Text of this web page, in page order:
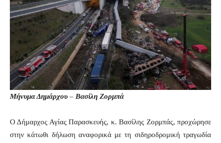
Μήνυμα Δημάρχου – Βασίλη Ζορμπά
Ο Δήμαρχος Αγίας Παρασκευής, κ. Βασίλης Ζορμπάς, προχώρησε
στην κάτωθι δήλωση αναφορικά με τη σιδηροδρομική τραγωδία